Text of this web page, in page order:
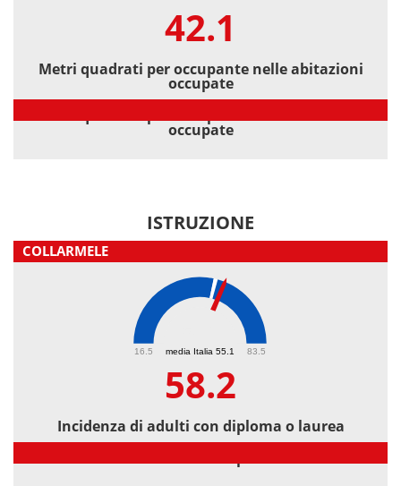
42.1
Metri quadrati per occupante nelle abitazioni
occupate
occupate
ISTRUZIONE
COLLARMELE
media Italia 55.1
16.5 83.5
58.2
Incidenza di adulti con diploma o laurea